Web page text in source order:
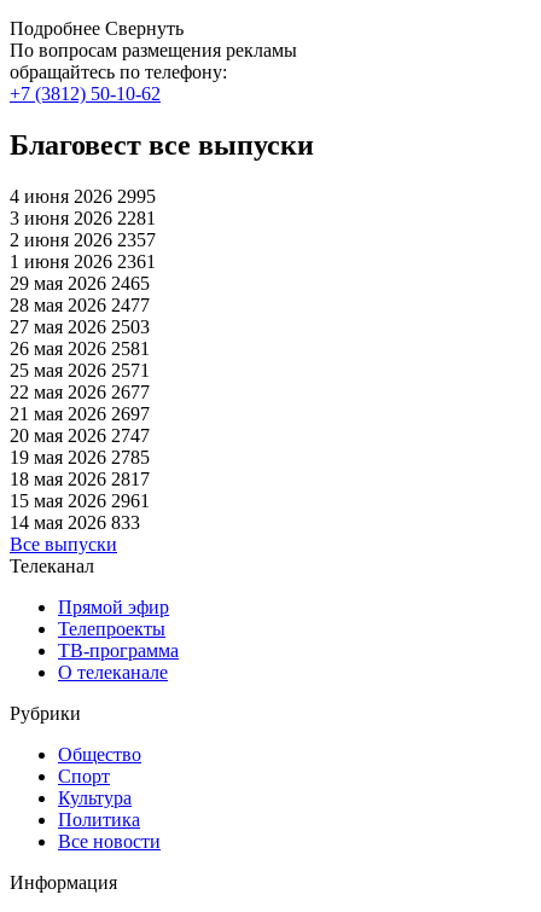
Подробнее Свернуть
По вопросам размещения рекламы
обращайтесь по телефону:
+7 (3812) 50-10-62
Благовест все выпуски
4 июня 2026 2995
3 июня 2026 2281
2 июня 2026 2357
1 июня 2026 2361
29 мая 2026 2465
28 мая 2026 2477
27 мая 2026 2503
26 мая 2026 2581
25 мая 2026 2571
22 мая 2026 2677
21 мая 2026 2697
20 мая 2026 2747
19 мая 2026 2785
18 мая 2026 2817
15 мая 2026 2961
14 мая 2026 833
Все выпуски
Телеканал
Прямой эфир
Телепроекты
ТВ-программа
О телеканале
Рубрики
Общество
Спорт
Культура
Политика
Все новости
Информация